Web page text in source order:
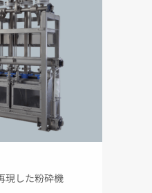
現した粉砕機